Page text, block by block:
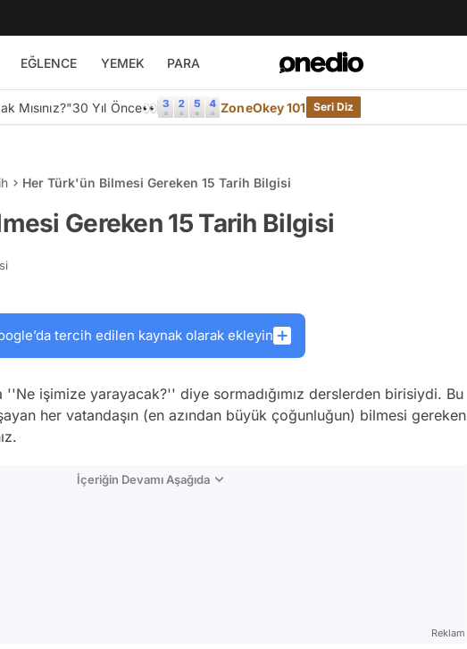
EĞLENCE YEMEK PARA
Mısınız?"30 Yıl Önce👀 ZoneOkey 101 Seri Diz
Her Türk'ün Bilmesi Gereken 15 Tarih Bilgisi
Gereken 15 Tarih Bilgisi
tercih edilen kaynak olarak ekleyin
''Ne işimize yarayacak?'' diye sormadığımız derslerden birisiydi. Bu
her vatandaşın (en azından büyük çoğunluğun) bilmesi gereken
İçeriğin Devamı Aşağıda
Reklam